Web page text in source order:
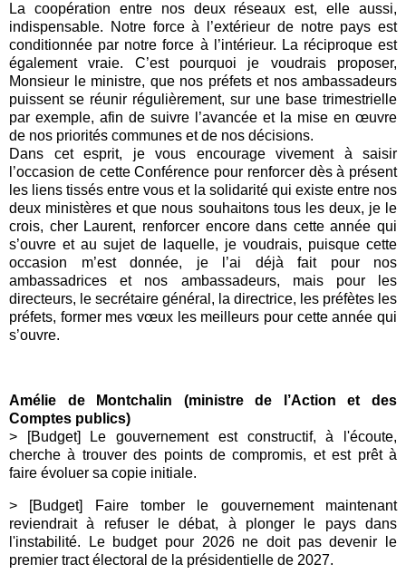
La coopération entre nos deux réseaux est, elle aussi,
indispensable. Notre force à l’extérieur de notre pays est
conditionnée par notre force à l’intérieur. La réciproque est
également vraie. C’est pourquoi je voudrais proposer,
Monsieur le ministre, que nos préfets et nos ambassadeurs
puissent se réunir régulièrement, sur une base trimestrielle
par exemple, afin de suivre l’avancée et la mise en œuvre
de nos priorités communes et de nos décisions.
Dans cet esprit, je vous encourage vivement à saisir
l’occasion de cette Conférence pour renforcer dès à présent
les liens tissés entre vous et la solidarité qui existe entre nos
deux ministères et que nous souhaitons tous les deux, je le
crois, cher Laurent, renforcer encore dans cette année qui
s’ouvre et au sujet de laquelle, je voudrais, puisque cette
occasion m’est donnée, je l’ai déjà fait pour nos
ambassadrices et nos ambassadeurs, mais pour les
directeurs, le secrétaire général, la directrice, les préfètes les
préfets, former mes vœux les meilleurs pour cette année qui
s’ouvre.
Amélie de Montchalin (ministre de l’Action et des
Comptes publics)
> [Budget] Le gouvernement est constructif, à l'écoute,
cherche à trouver des points de compromis, et est prêt à
faire évoluer sa copie initiale.
> [Budget] Faire tomber le gouvernement maintenant
reviendrait à refuser le débat, à plonger le pays dans
l'instabilité. Le budget pour 2026 ne doit pas devenir le
premier tract électoral de la présidentielle de 2027.